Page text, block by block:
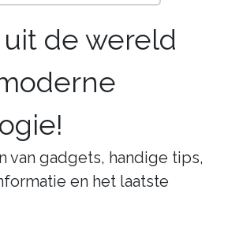
de wereld
van gadgets, handige tips,
en het laatste